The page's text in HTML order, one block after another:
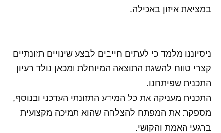
במציאת איזון באכילה.
ניסיוננו מלמד כי לעתים חייבים לבצע שינויים תזונתיים
קצרי טווח להשגת התוצאה המיוחלת ומכאן נולד רעיון
התכנית שפיתחנו.
התכנית מעניקה את כל המידע התזונתי העדכני ובנוסף,
מספקת את המפתח להצלחה שהוא תמיכה מקצועית
ברגעי האמת והקושי.